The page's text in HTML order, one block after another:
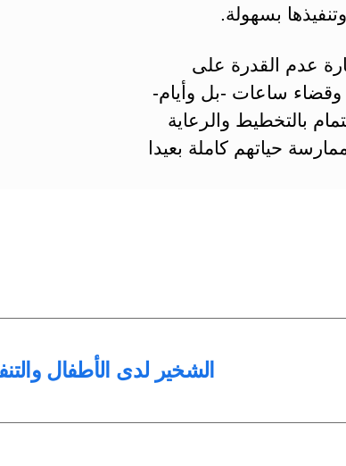
بسهولة.
عدم القدرة على
ساعات -بل وأيام-
بالتخطيط والرعاية
حياتهم كاملة بعيدا
الشخير لدى الأطفال